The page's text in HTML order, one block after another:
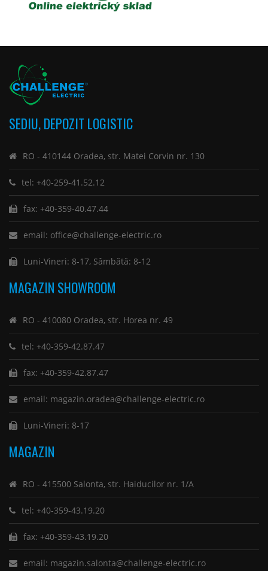
SEDIU, DEPOZIT LOGISTIC
RO - 410144 Oradea, str. Matei Corvin nr. 130
tel: +40-259-41.52.12
fax: +40-359-40.47.44
email: office@challenge-electric.ro
Luni-Vineri: 8-17, Sâmbătă: 8-12
MAGAZIN SHOWROOM
RO - 410080 Oradea, str. Horea nr. 49
tel: +40-359-42.87.47
fax: +40-359-42.87.47
email: magazin.oradea@challenge-electric.ro
Luni-Vineri: 8-17
MAGAZIN
RO - 415500 Salonta, str. Haiducilor nr. 1/A
tel: +40-359-43.19.20
fax: +40-359-43.19.20
email: magazin.salonta@challenge-electric.ro